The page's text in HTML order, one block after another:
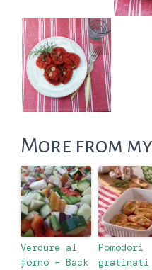
More from
Verdure al
forno – Back
Pomodori
gratinati